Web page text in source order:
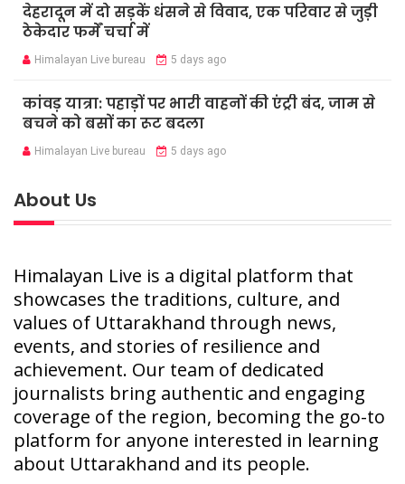
देहरादून में दो सड़कें धंसने से विवाद, एक परिवार से जुड़ी
ठेकेदार फर्में चर्चा में
Himalayan Live bureau 5 days ago
कांवड़ यात्रा: पहाड़ों पर भारी वाहनों की एंट्री बंद, जाम से
बचने को बसों का रूट बदला
Himalayan Live bureau 5 days ago
About Us
Himalayan Live is a digital platform that
showcases the traditions, culture, and
values of Uttarakhand through news,
events, and stories of resilience and
achievement. Our team of dedicated
journalists bring authentic and engaging
coverage of the region, becoming the go-to
platform for anyone interested in learning
about Uttarakhand and its people.